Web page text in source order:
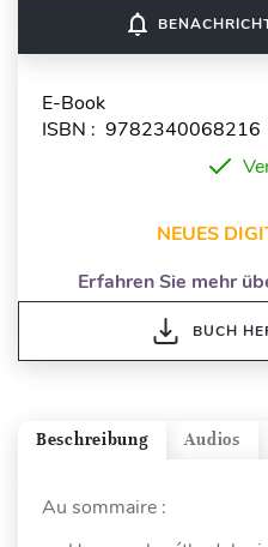
notifications_none
E-Book
ISBN : 9782340068216
NEUES
Erfahren Sie mehr
BUCH
Audios
Beschreibung
Au sommaire :